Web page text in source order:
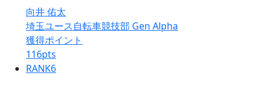
向井 佑太
埼玉ユース自転車競技部 Gen Alpha
獲得ポイント
116pts
RANK6